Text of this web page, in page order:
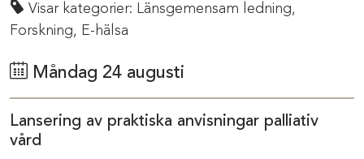
Visar kategorier: Länsgemensam ledning,
Forskning, E-hälsa
Måndag 24 augusti
Lansering av praktiska anvisningar palliativ
vård